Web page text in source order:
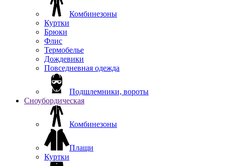
Комбинезоны
Куртки
Брюки
Флис
Термобелье
Дождевики
Повседневная одежда
Подшлемники, вороты
Сноубордическая
Комбинезоны
Плащи
Куртки